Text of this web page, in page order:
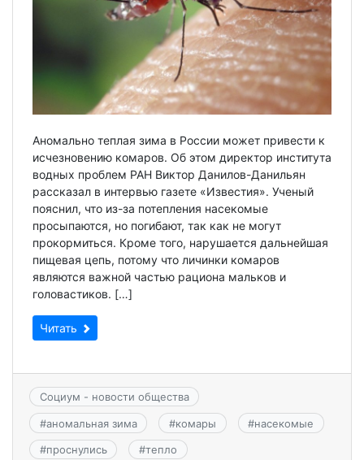
Аномально теплая зима в России может привести к
исчезновению комаров. Об этом директор института
водных проблем РАН Виктор Данилов-Данильян
рассказал в интервью газете «Известия». Ученый
пояснил, что из-за потепления насекомые
просыпаются, но погибают, так как не могут
прокормиться. Кроме того, нарушается дальнейшая
пищевая цепь, потому что личинки комаров
являются важной частью рациона мальков и
головастиков. […]
Читать
Социум - новости общества
#аномальная зима #комары #насекомые
#проснулись #тепло